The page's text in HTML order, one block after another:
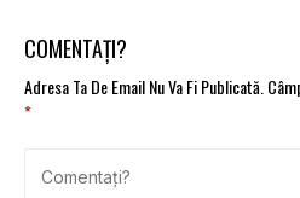
COMENTAȚI?
Adresa Ta De Email Nu Va Fi Publicată.
*